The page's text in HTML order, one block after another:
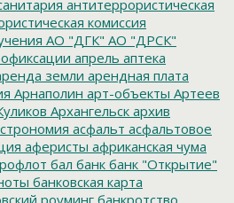
антитеррористическая
комиссия
АО "ДГК" АО "ДРСК"
апрель аптека
земли арендная плата
Арнаполин арт-объекты Артеев
Архангельск архив
асфальт асфальтовое
аферисты африканская чума
бал банк банк "Открытие"
банковская карта
роуминг банкротство